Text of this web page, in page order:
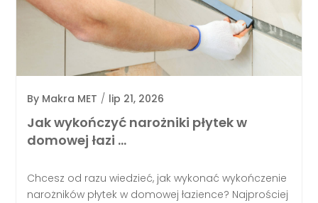
By Makra MET / lip 21, 2026
Jak wykończyć narożniki płytek w
domowej łazi …
Chcesz od razu wiedzieć, jak wykonać wykończenie
narożników płytek w domowej łazience? Najprościej